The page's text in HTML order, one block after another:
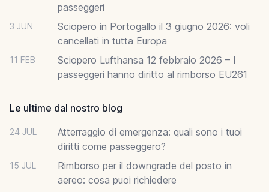
passeggeri
3 JUN
Sciopero in Portogallo il 3 giugno 2026: voli
cancellati in tutta Europa
11 FEB
Sciopero Lufthansa 12 febbraio 2026 – I
passeggeri hanno diritto al rimborso EU261
Le ultime dal nostro blog
24 JUL
Atterraggio di emergenza: quali sono i tuoi
diritti come passeggero?
15 JUL
Rimborso per il downgrade del posto in
aereo: cosa puoi richiedere